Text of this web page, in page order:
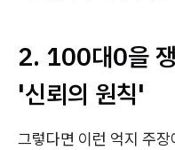
2. 100대0을
'신뢰의 원칙'
그렇다면 이런 억지 주